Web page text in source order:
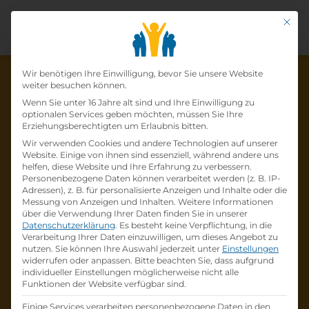
Die Lehrstelle wurde schon
besetzt!
Die LehrstelleGas-, Wasser- und
Heizungsinsallateur (m/w/d)beiMarkus Stolz
ist schonbesetzt.
Firmenprofil besuchen
Andere Lehrstelle suchen
Mit
Datenschutz-
Wir benötigen Ihre Einwilligung, bevor Sie unsere Website
weiter besuchen können.
Wenn Sie unter 16 Jahre alt sind und Ihre Einwilligung zu
optionalen Services geben möchten, müssen Sie Ihre
Erziehungsberechtigten um Erlaubnis bitten.
Wir verwenden Cookies und andere Technologien auf unserer
Website. Einige von ihnen sind essenziell, während andere uns
helfen, diese Website und Ihre Erfahrung zu verbessern.
Personenbezogene Daten können verarbeitet werden (z. B. IP-
Adressen), z. B. für personalisierte Anzeigen und Inhalte oder die
Messung von Anzeigen und Inhalten. Weitere Informationen
über die Verwendung Ihrer Daten finden Sie in unserer
Datenschutzerklärung. Es besteht keine Verpflichtung, in die
Verarbeitung Ihrer Daten einzuwilligen, um dieses Angebot zu
nutzen. Sie können Ihre Auswahl jederzeit unter Einstellungen
widerrufen oder anpassen. Bitte beachten Sie, dass aufgrund
individueller Einstellungen möglicherweise nicht alle
Funktionen der Website verfügbar sind.
Einige Services verarbeiten personenbezogene Daten in den